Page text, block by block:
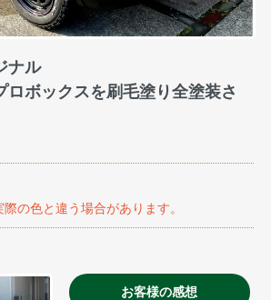
ナル
ロボックスを刷毛塗り全塗装さ
の色と違う場合があります。
お客様の感想